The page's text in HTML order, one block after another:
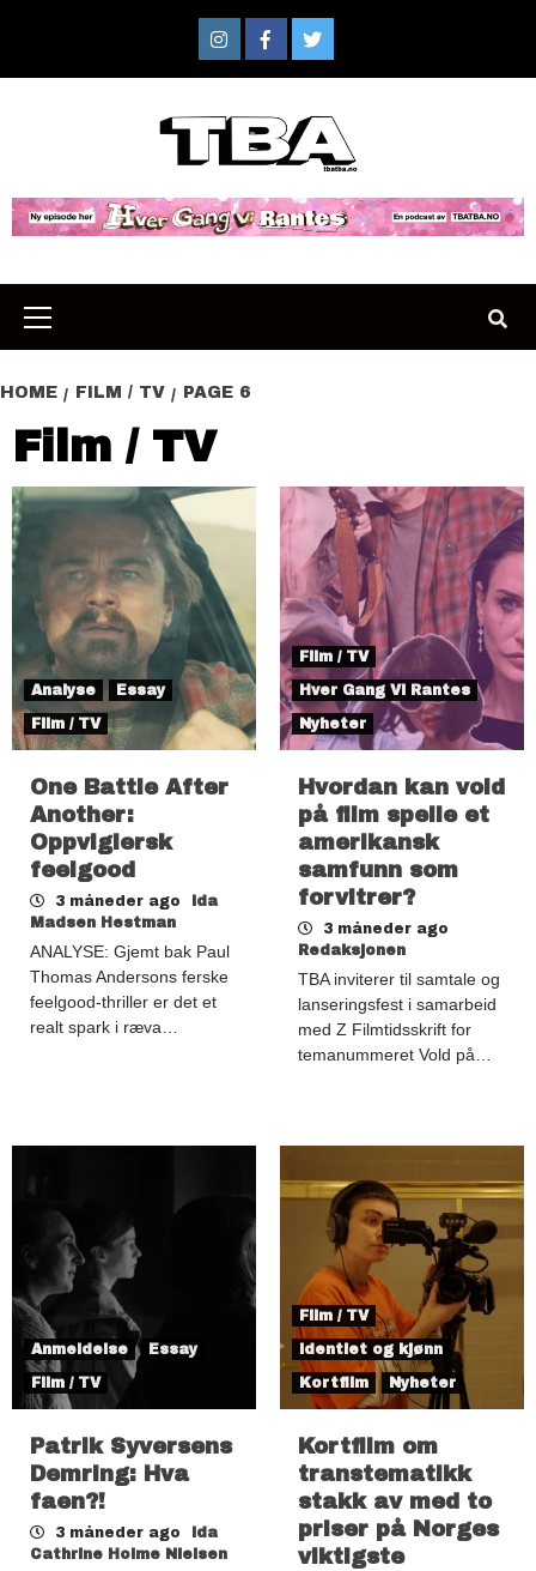
content
InstagramFacebook
Twitter
Primary
Menu
HOME FILM / TV PAGE 6
Film / TV
Analyse
Essay
Film / TV
One Battle After
Another:
Oppviglersk
feelgood
3 måneder ago
Ida
Madsen Hestman
ANALYSE: Gjemt bak Paul
Thomas Andersons ferske
feelgood-thriller er det et
realt spark i ræva…
Film / TV
Hver Gang Vi Rantes
Nyheter
Hvordan kan vold
på film speile et
amerikansk
samfunn som
forvitrer?
3 måneder ago
Redaksjonen
TBA inviterer til samtale og
lanseringsfest i samarbeid
med Z Filmtidsskrift for
temanummeret Vold på…
Anmeldelse
Essay
Film / TV
Patrik Syversens
Demring: Hva
faen?!
3 måneder ago
Ida
Cathrine Holme Nielsen
Film / TV
Identiet og kjønn
Kortfilm
Nyheter
Kortfilm om
transtematikk
stakk av med to
priser på Norges
viktigste